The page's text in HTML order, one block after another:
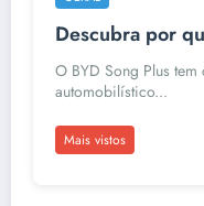
Descubra por
O BYD Song Plus
automobilístico...
Mais vistos